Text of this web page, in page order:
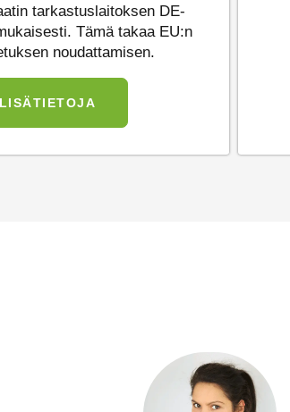
tarkastuslaitoksen DE-
Tämä takaa EU:n
noudattamisen.
LISÄTIETOJA